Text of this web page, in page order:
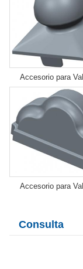
Accesorio para
Accesorio para
Consulta